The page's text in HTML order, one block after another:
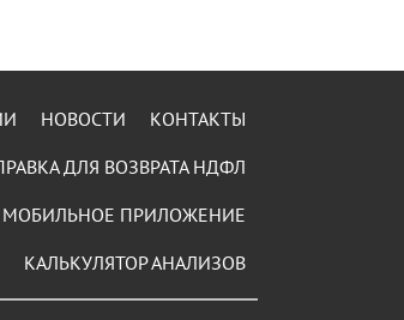
КОНТАКТЫ
НОВОСТИ
ДЛЯ ВОЗВРАТА НДФЛ
МОБИЛЬНОЕ ПРИЛОЖЕНИЕ
КАЛЬКУЛЯТОР АНАЛИЗОВ